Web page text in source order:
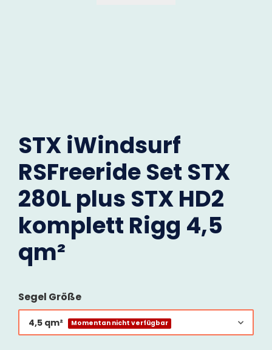
STX iWindsurf
RSFreeride Set STX
280L plus STX HD2
komplett Rigg 4,5
qm²
Segel Größe
4,5 qm² Momentan nicht verfügbar